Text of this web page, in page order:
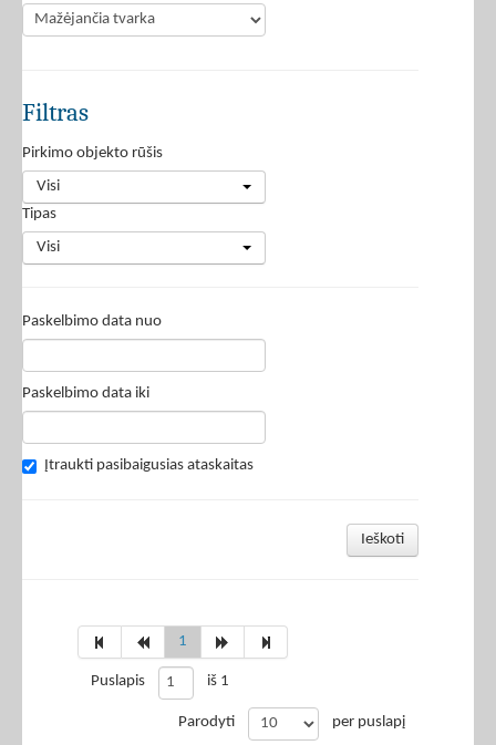
Filtras
Pirkimo objekto rūšis
Visi
Tipas
Visi
Paskelbimo data nuo
Paskelbimo data iki
Įtraukti pasibaigusias ataskaitas
Ieškoti
1
Puslapis iš 1
Parodyti per puslapį